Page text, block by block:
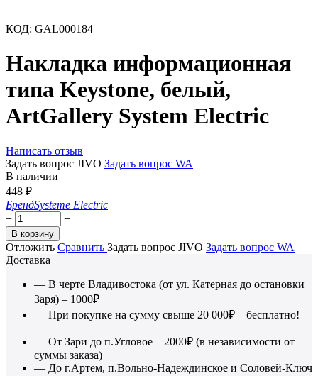
КОД: GAL000184
Накладка информационная
типа Keystone, белый,
ArtGallery System Electric
Написать отзыв
Задать вопрос JIVO Задать вопрос WA
В наличии
448 ₽
БрендSysteme Electric
+
−
В корзину
Отложить Сравнить Задать вопрос JIVO Задать вопрос WA
Доставка
— В черте Владивостока (от ул. Катерная до остановки
Заря) – 1000₽
— При покупке на сумму свыше 20 000₽ – бесплатно!
— От Зари до п.Угловое – 2000₽ (в независимости от
суммы заказа)
— До г.Артем, п.Вольно-Надеждинское и Соловей-Ключ